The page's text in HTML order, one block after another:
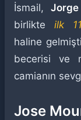
İsmail,
birlikte ilk
haline
becerisi ve
camianın
Jose